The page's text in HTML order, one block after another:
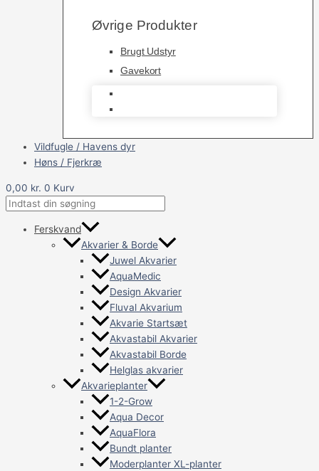
Øvrige Produkter
Brugt Udstyr
Gavekort
Vildfugle / Havens dyr
Høns / Fjerkræ
0,00 kr. 0 Kurv
Ferskvand
Akvarier & Borde
Juwel Akvarier
AquaMedic
Design Akvarier
Fluval Akvarium
Akvarie Startsæt
Akvastabil Akvarier
Akvastabil Borde
Helglas akvarier
Akvarieplanter
1-2-Grow
Aqua Decor
AquaFlora
Bundt planter
Moderplanter XL-planter